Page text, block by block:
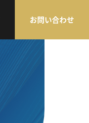
お問い合わせ